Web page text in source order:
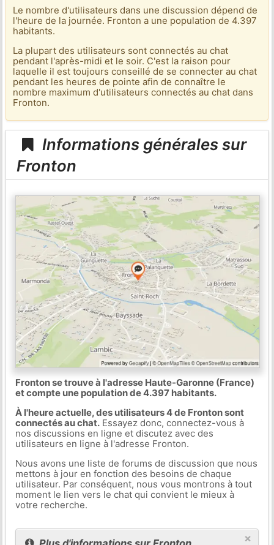
Le nombre d'utilisateurs dans une discussion dépend de
l'heure de la journée. Fronton a une population de 4.397
habitants.
La plupart des utilisateurs sont connectés au chat
pendant l'après-midi et le soir. C'est la raison pour
laquelle il est toujours conseillé de se connecter au chat
pendant les heures de pointe afin de connaître le
nombre maximum d'utilisateurs connectés au chat dans
Fronton.
Informations générales sur
Fronton
Fronton se trouve à l'adresse Haute-Garonne (France)
et compte une population de 4.397 habitants.
À l'heure actuelle, des utilisateurs 4 de Fronton sont
connectés au chat.Essayez donc, connectez-vous à
nos discussions en ligne et discutez avec des
utilisateurs en ligne à l'adresse Fronton.
Nous avons une liste de forums de discussion que nous
mettons à jour en fonction des besoins de chaque
utilisateur. Par conséquent, nous vous montrons à tout
moment le lien vers le chat qui convient le mieux à
votre recherche.
×